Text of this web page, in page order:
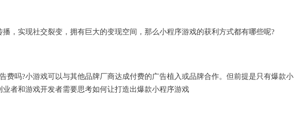
，实现社交裂变，拥有巨大的变现空间，那么小程序游戏的获利方式都有哪些呢?
费吗?小游戏可以与其他品牌厂商达成付费的广告植入或品牌合作。但前提是只有爆款小
者和游戏开发者需要思考如何让打造出爆款小程序游戏